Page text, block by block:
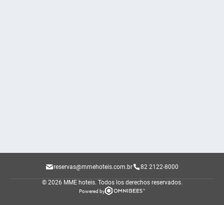
reservas@mmehoteis.com.br 82 2122-8000
© 2026 MME hoteis. Todos los derechos reservados.
Powered by